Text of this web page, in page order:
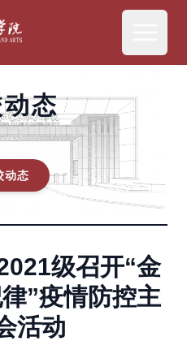
态
动态
级召开“金
”疫情防控主
活动